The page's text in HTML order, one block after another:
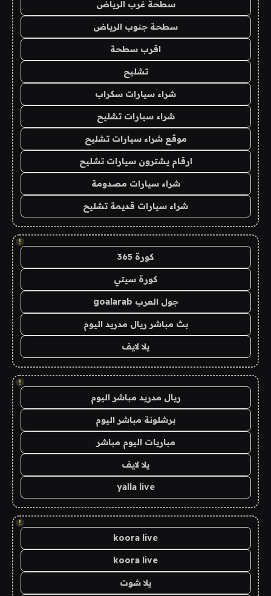
سطحة غرب الرياض
سطحة جنوب الرياض
اقرب سطحة
تشليح
شراء سيارات سكراب
شراء سيارات تشليح
موقع شراء سيارات تشليح
ارقام يشترون سيارات تشليح
شراء سيارات مصدومة
شراء سيارات قديمة تشليح
!
كورة 365
كورة سيتي
جول العرب goalarab
بث مباشر ريال مدريد اليوم
يلا لايف
!
ريال مدريد مباشر اليوم
برشلونة مباشر اليوم
مباريات اليوم مباشر
يلا لايف
yalla live
!
koora live
koora live
يلا شوت